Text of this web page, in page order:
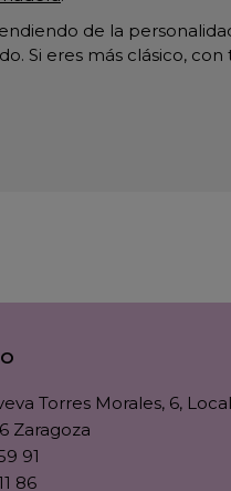
de la
Si eres más clásico,
Torres Morales, 6, Local
Zaragoza
91
86